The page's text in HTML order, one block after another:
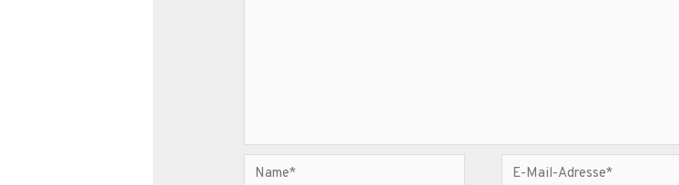
Name*
E-